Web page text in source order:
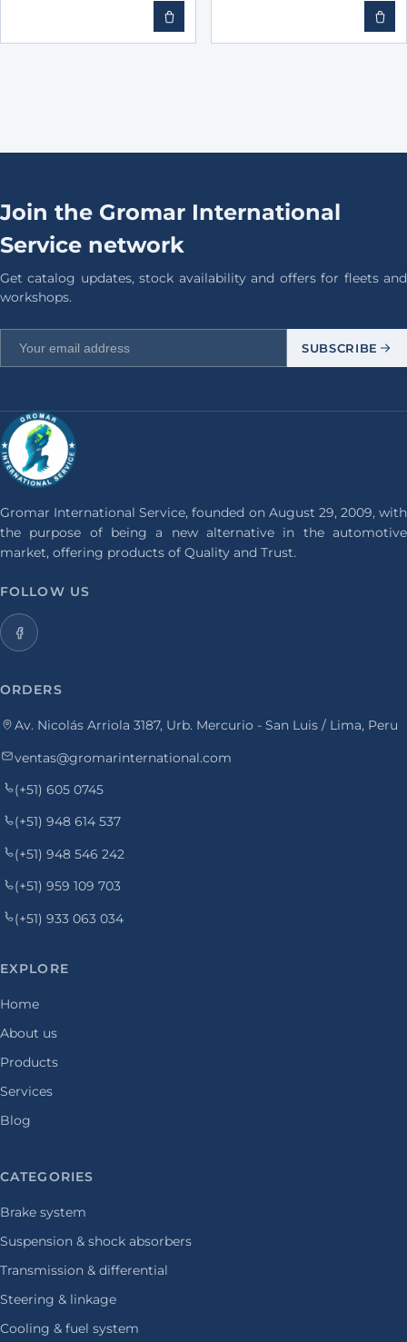
Join the Gromar International
Service network
Get catalog updates, stock availability and offers for fleets and
workshops.
SUBSCRIBE
Gromar International Service, founded on August 29, 2009, with
the purpose of being a new alternative in the automotive
market, offering products of Quality and Trust.
FOLLOW US
ORDERS
Av. Nicolás Arriola 3187, Urb. Mercurio - San Luis / Lima, Peru
ventas@gromarinternational.com
(+51) 605 0745
(+51) 948 614 537
(+51) 948 546 242
(+51) 959 109 703
(+51) 933 063 034
EXPLORE
Home
About us
Products
Services
Blog
CATEGORIES
Brake system
Suspension & shock absorbers
Transmission & differential
Steering & linkage
Cooling & fuel system